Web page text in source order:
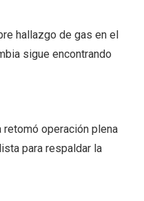
hallazgo de gas en el
sigue encontrando
retomó operación plena
para respaldar la